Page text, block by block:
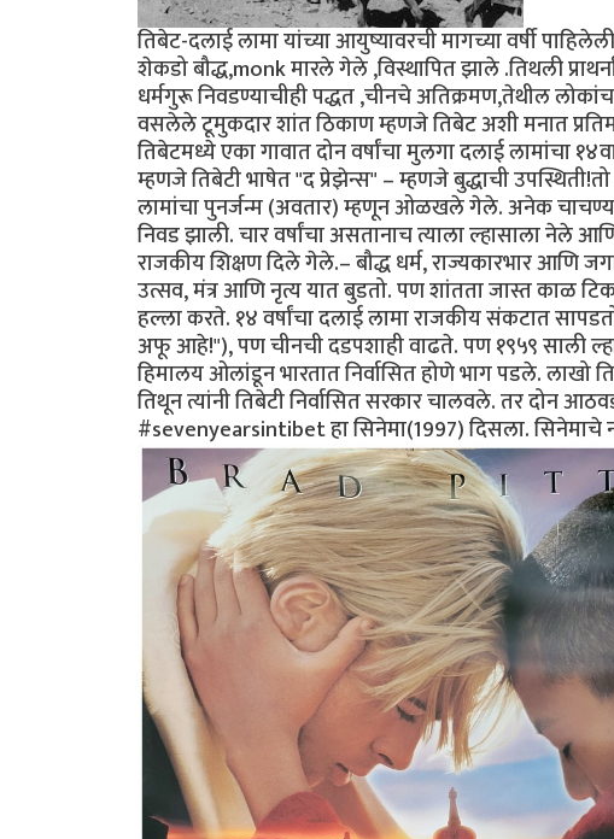
तिबेट-दलाई लामा यांच्या आयुष्यावरची मागच्या वर्षी
शेकडो बौद्ध,monk मारले गेले ,विस्थापित झाले .तिथली
धर्मगुरू निवडण्याचीही पद्धत ,चीनचे अतिक्रमण,तेथील
वसलेले टूमुकदार शांत ठिकाण म्हणजे तिबेट अशी मनात
तिबेटमध्ये एका गावात दोन वर्षांचा मुलगा दलाई लामांचा
म्हणजे तिबेटी भाषेत "द प्रेझेन्स" – म्हणजे बुद्धाची
लामांचा पुनर्जन्म (अवतार) म्हणून ओळखले गेले. अनेक
निवड झाली. चार वर्षांचा असतानाच त्याला ल्हासाला नेले
राजकीय शिक्षण दिले गेले.– बौद्ध धर्म, राज्यकारभार आणि
उत्सव, मंत्र आणि नृत्य यात बुडतो. पण शांतता जास्त काळ
हल्ला करते. १४ वर्षांचा दलाई लामा राजकीय संकटात
अफू आहे!"), पण चीनची दडपशाही वाढते. पण १९५९ साली
हिमालय ओलांडून भारतात निर्वासित होणे भाग पडले.
तिथून त्यांनी तिबेटी निर्वासित सरकार चालवले. तर दोन
#sevenyearsintibet हा सिनेमा(1997) दिसला. सिनेमाचे